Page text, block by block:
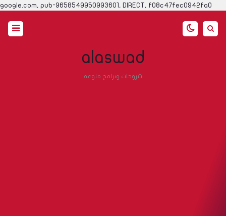
google.com, pub-9658549950993601, DIRECT, f08c47fec0942fa0
alaswad
شروحات وبرامج منوعة